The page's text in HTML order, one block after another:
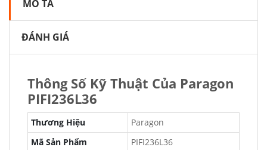
MÔ TẢ
ĐÁNH GIÁ
Thông Số Kỹ Thuật Của Paragon
PIFI236L36
Thương Hiệu
Paragon
Mã Sản Phẩm
PIFI236L36